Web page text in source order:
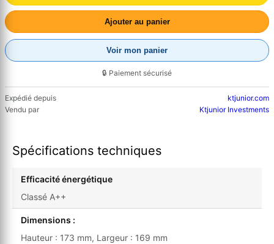
Ajouter au panier
Voir mon panier
🔒 Paiement sécurisé
Expédié depuis
ktjunior.com
Vendu par
Ktjunior Investments
Spécifications techniques
Efficacité énergétique
Classé A++
Dimensions :
Hauteur : 173 mm, Largeur : 169 mm